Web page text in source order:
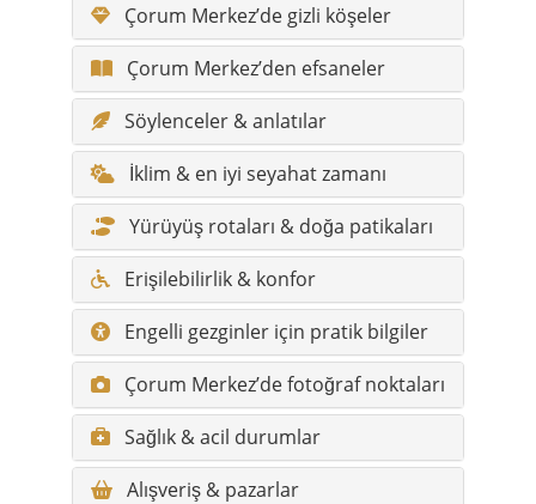
Çorum Merkez’de gizli köşeler
Çorum Merkez’den efsaneler
Söylenceler & anlatılar
İklim & en iyi seyahat zamanı
Yürüyüş rotaları & doğa patikaları
Erişilebilirlik & konfor
Engelli gezginler için pratik bilgiler
Çorum Merkez’de fotoğraf noktaları
Sağlık & acil durumlar
Alışveriş & pazarlar